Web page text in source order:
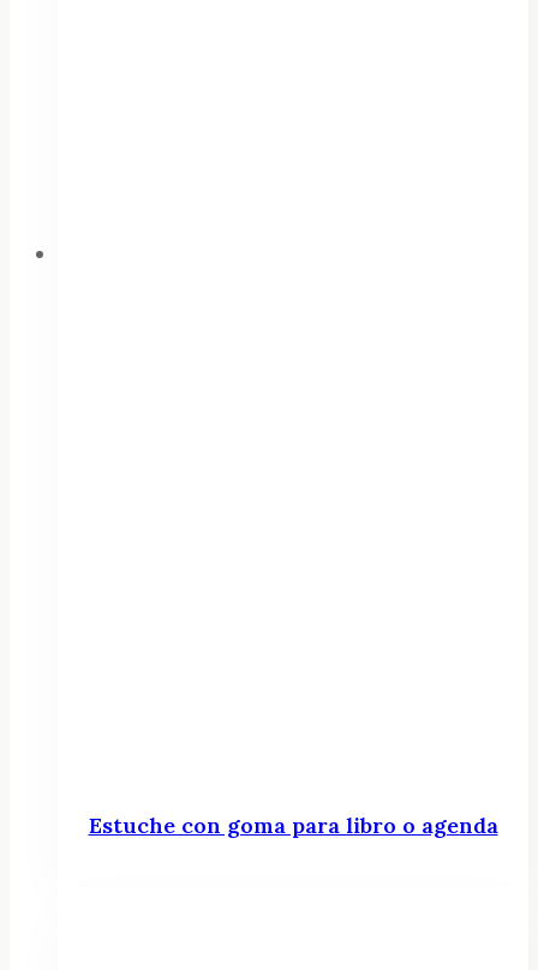
Estuche con goma para libro o agenda